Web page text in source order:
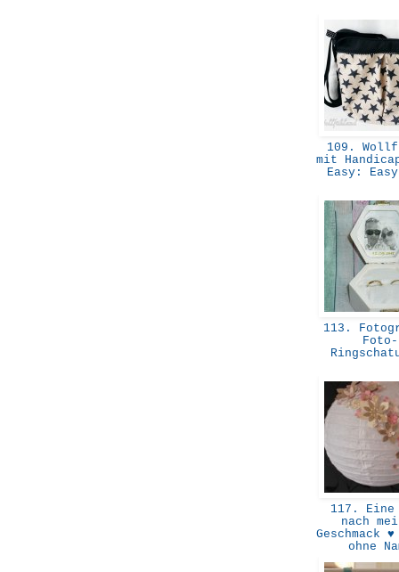
109.
mit
Easy:
113.
Foto-
117. Eine
nach
Geschmack
ohne